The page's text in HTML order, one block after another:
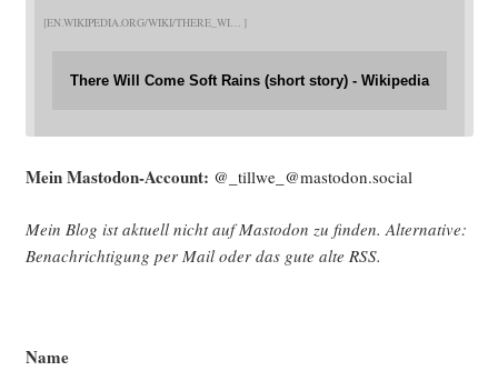
EN.WIKIPEDIA.ORG/WIKI/THERE_WI
There Will Come Soft Rains (short story) - Wikipedia
Mein Mast­o­don-Account: @_tillwe_@mastodon.social
Mein Blog ist aktu­ell nicht auf Mast­o­don zu fin­den. Alter­na­ti­ve:
Benach­rich­ti­gung per Mail oder das gute alte RSS.
Name